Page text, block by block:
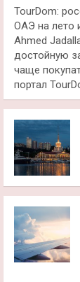
TourDom:
ОАЭ на лето
Ahmed
достойную
чаще
портал